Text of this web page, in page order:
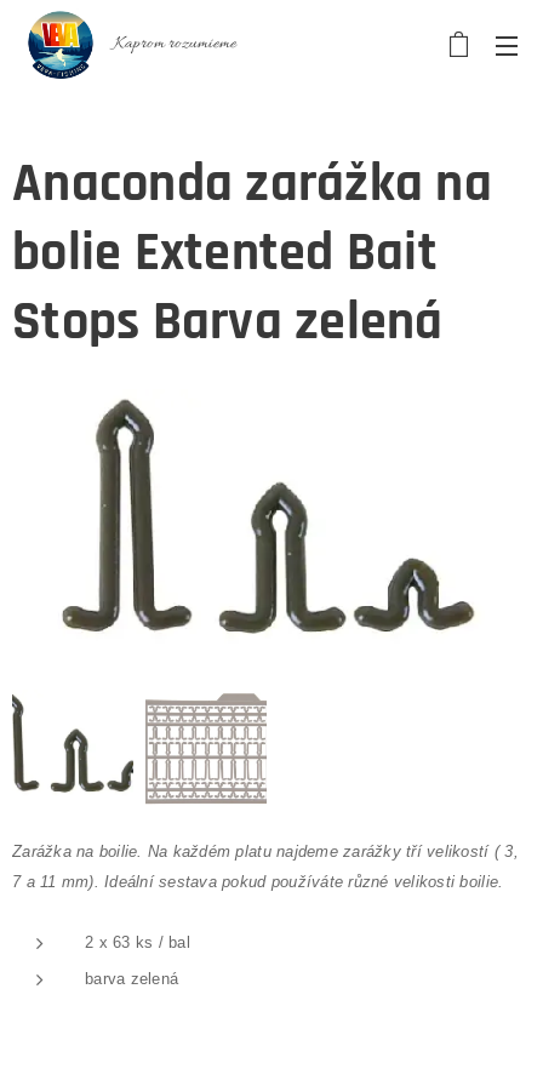
Kaprom rozumieme
Anaconda zarážka na
bolie Extented Bait
Stops Barva zelená
Zarážka na boilie. Na každém platu najdeme zarážky tří velikostí ( 3,
7 a 11 mm). Ideální sestava pokud používáte různé velikosti boilie.
2 x 63 ks / bal
barva zelená